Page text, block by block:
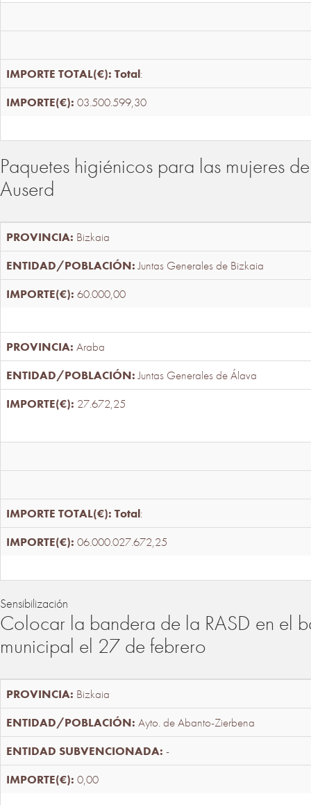
Total:
03.500.599,30
Paquetes higiénicos para las mujeres
Auserd
Bizkaia
Juntas Generales de Bizkaia
60.000,00
Araba
Juntas Generales de Álava
27.672,25
Total:
06.000.027.672,25
Sensibilización
Colocar la bandera de la RASD en el
municipal el 27 de febrero
Bizkaia
Ayto. de Abanto-Zierbena
-
0,00